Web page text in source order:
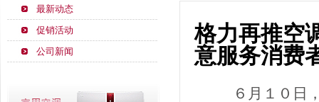
最新动态
促销活动
公司新闻
格力再推空
意服务消费
６月１０日，